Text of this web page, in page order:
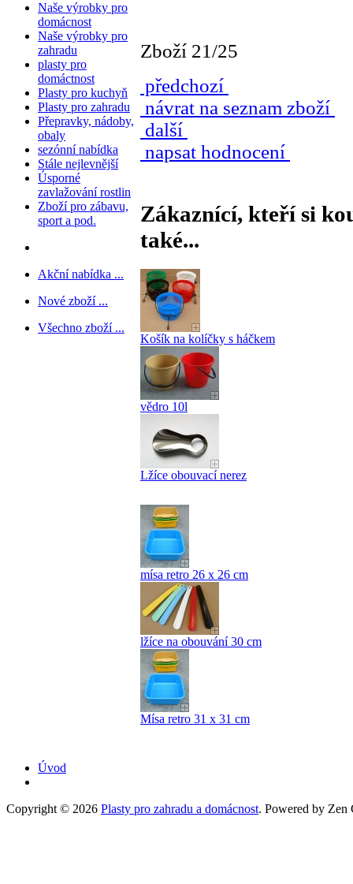
Naše výrobky pro
domácnost
Naše výrobky pro
zahradu
plasty pro
domáctnost
Plasty pro kuchyň
Plasty pro zahradu
Přepravky, nádoby,
obaly
sezónní nabídka
Stále nejlevnější
Úsporné
zavlažování rostlin
Zboží pro zábavu,
sport a pod.
Akční nabídka ...
Nové zboží ...
Všechno zboží ...
Zboží 21/25
předchozí
návrat na seznam zboží
další
napsat hodnocení
Zákaznící, kteří si
také...
Košík na kolíčky s háčkem
vědro 10l
Lžíce obouvací nerez
mísa retro 26 x 26 cm
lžíce na obouvání 30 cm
Mísa retro 31 x 31 cm
Úvod
Copyright © 2026 Plasty pro zahradu a domácnost. Powered by Zen